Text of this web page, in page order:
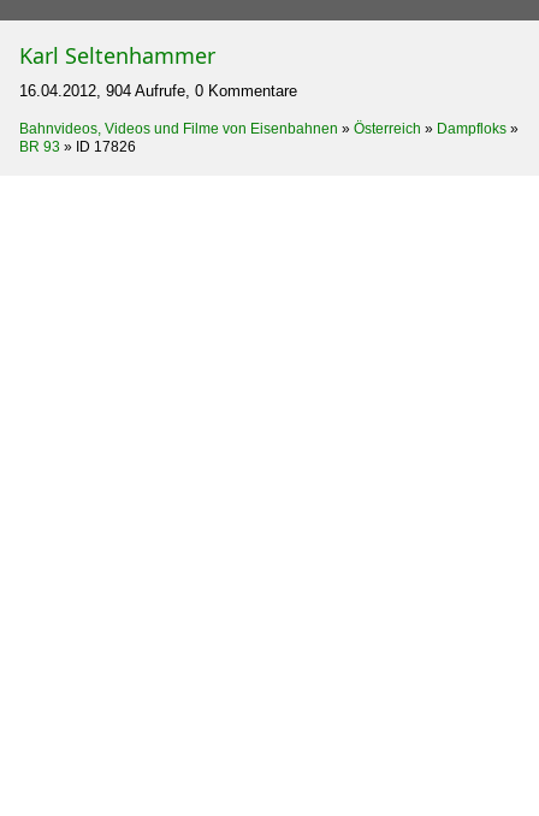
Karl Seltenhammer
16.04.2012, 904 Aufrufe, 0 Kommentare
Bahnvideos, Videos und Filme von Eisenbahnen » Österreich » Dampfloks »
BR 93 » ID 17826